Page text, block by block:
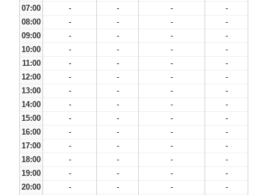
07:00
- - -
-
08:00
- - -
-
09:00
- - -
-
10:00
- - -
-
11:00
- - -
-
12:00
- - -
-
13:00
- - -
-
14:00
- - -
-
15:00
- - -
-
16:00
- - -
-
17:00
- - -
-
18:00
- - -
-
19:00
- - -
-
20:00
- - -
-